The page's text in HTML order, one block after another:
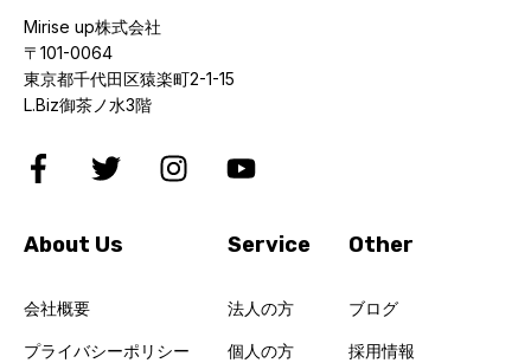
Mirise up株式会社
〒101-0064
東京都千代田区猿楽町2-1-15
L.Biz御茶ノ水3階
About Us
会社概要
プライバシーポリシー
Service
法人の方
個人の方
Other
ブログ
採用情報